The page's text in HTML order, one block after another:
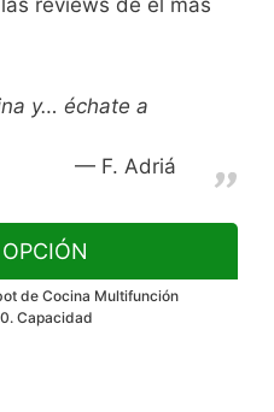
y… échate a
F. Adriá
de Cocina Multifunción
Capacidad